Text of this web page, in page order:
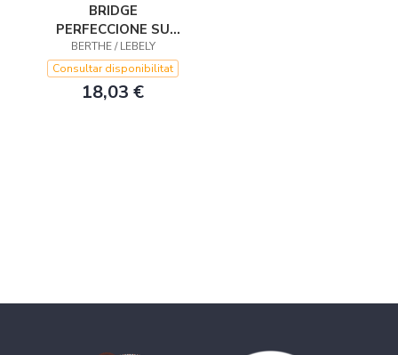
BRIDGE
PERFECCIONE SU
CARTEO 1
BERTHE / LEBELY
Consultar disponibilitat
18,03 €